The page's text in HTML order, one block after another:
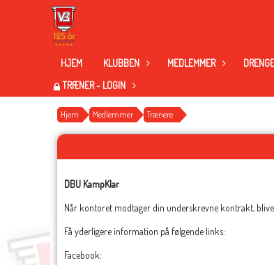
HJEM KLUBBEN MEDLEMMER DRENGE
TRÆNER - LOGIN
Hjem Medlemmer Trænere
DBU KampKlar
Når kontoret modtager din underskrevne kontrakt,
Få yderligere information på følgende links:
Facebook: